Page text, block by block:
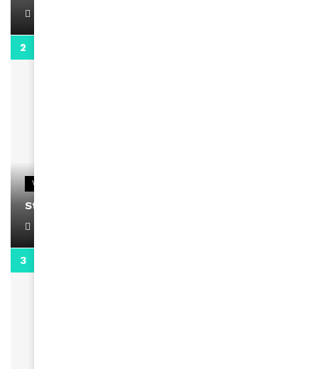
VIDEOS
Stacy passe un message